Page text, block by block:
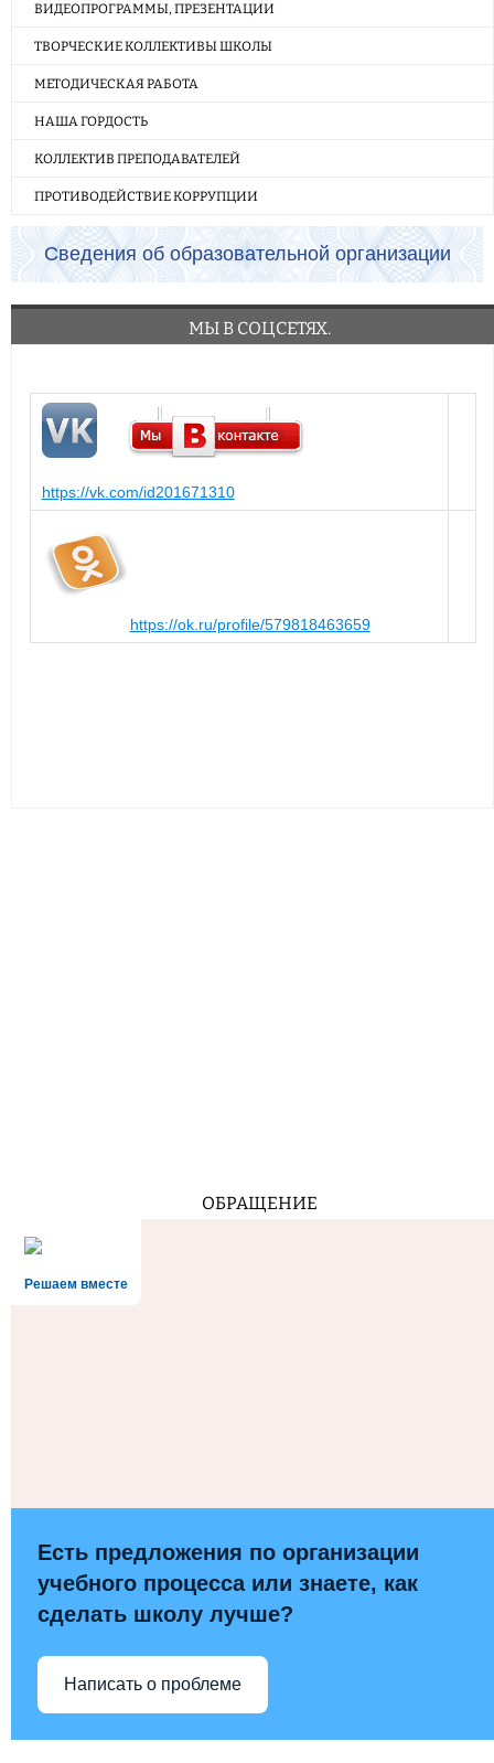
ВИДЕОПРОГРАММЫ, ПРЕЗЕНТАЦИИ
ТВОРЧЕСКИЕ КОЛЛЕКТИВЫ ШКОЛЫ
МЕТОДИЧЕСКАЯ РАБОТА
НАША ГОРДОСТЬ
КОЛЛЕКТИВ ПРЕПОДАВАТЕЛЕЙ
ПРОТИВОДЕЙСТВИЕ КОРРУПЦИИ
Сведения об образовательной организации
МЫ В СОЦСЕТЯХ.
https://vk.com/id201671310
https://ok.ru/profile/579818463659
ОБРАЩЕНИЕ
Решаем вместе
Есть предложения по организации
учебного процесса или знаете, как
сделать школу лучше?
Написать о проблеме